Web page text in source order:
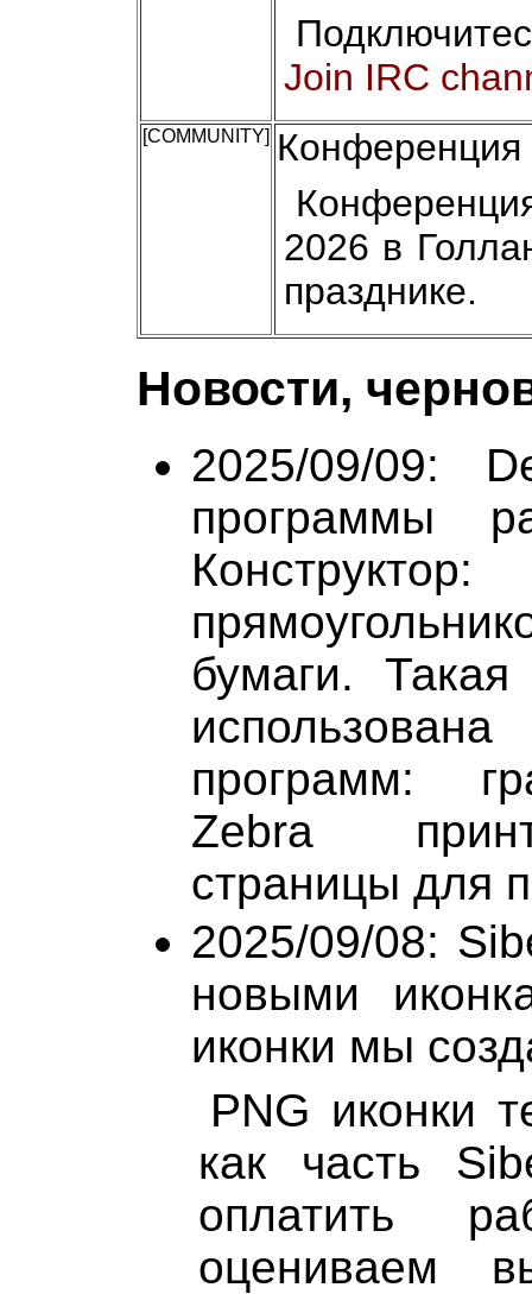
Join IRC
[COMMUNITY] Конференция
2026 в
празднике.
Новости,
2025/09/09:
программы
бумаги.
программ:
Zebra
страницы для
2025/09/08:
новыми
иконки мы
PNG иконки
как часть
оплатить
оцениваем